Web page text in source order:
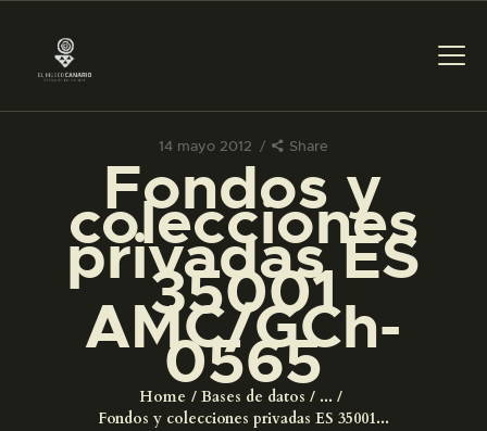
14 mayo 2012 Share
Fondos y
colecciones
privadas ES
35001
AMC/GCh-
0565
Home Bases de datos
...
Fondos y colecciones privadas ES 35001...
PREPARAR LA VISITA
ACTIVIDADES
█
EL MUSEO